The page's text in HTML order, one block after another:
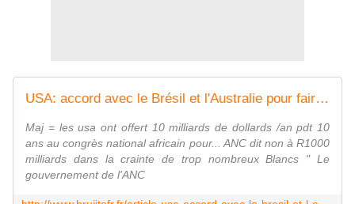
USA: accord avec le Brésil et l'Australie pour faire migrer des Américains en cas d'éruption du Yellowstone - MOINS de BIENS PLUS de LIENS
Maj = les usa ont offert 10 milliards de dollards /an pdt 10
ans au congrès national africain pour... ANC dit non à R1000
milliards dans la crainte de trop nombreux Blancs " Le
gouvernement de l'ANC